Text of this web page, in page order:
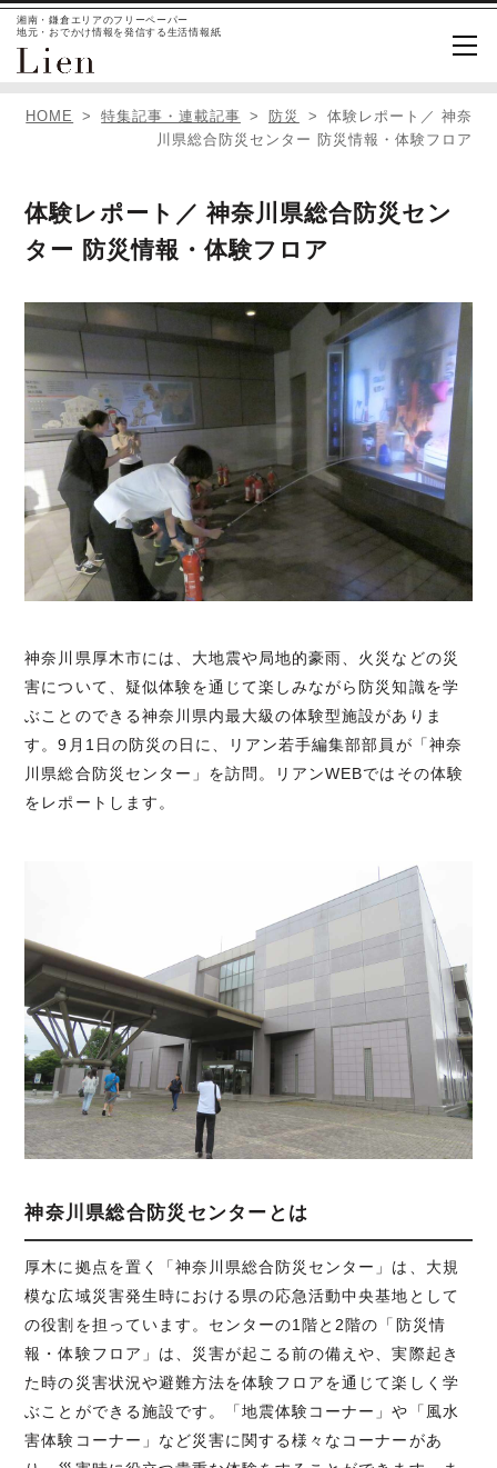
湘南・鎌倉エリアのフリーペーパー
地元・おでかけ情報を発信する生活情報紙
HOME 特集記事・連載記事 防災
体験レポート／ 神奈
川県総合防災センター 防災情報・体験フロア
体験レポート／ 神奈川県総合防災セン
ター 防災情報・体験フロア
神奈川県厚木市には、大地震や局地的豪雨、火災などの災
害について、疑似体験を通じて楽しみながら防災知識を学
ぶことのできる神奈川県内最大級の体験型施設がありま
す。9月1日の防災の日に、リアン若手編集部部員が「神奈
川県総合防災センター」を訪問。リアンWEBではその体験
をレポートします。
神奈川県総合防災センターとは
厚木に拠点を置く「神奈川県総合防災センター」は、大規
模な広域災害発生時における県の応急活動中央基地として
の役割を担っています。センターの1階と2階の「防災情
報・体験フロア」は、災害が起こる前の備えや、実際起き
た時の災害状況や避難方法を体験フロアを通じて楽しく学
ぶことができる施設です。「地震体験コーナー」や「風水
害体験コーナー」など災害に関する様々なコーナーがあ